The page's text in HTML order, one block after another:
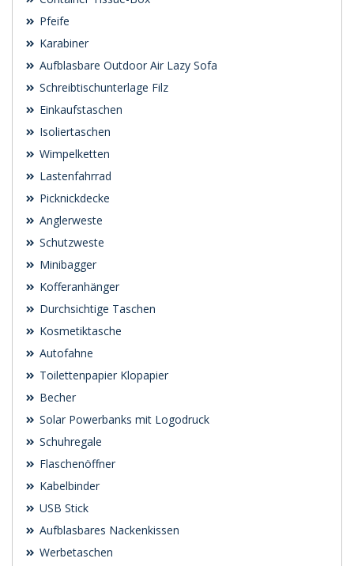
Pfeife
Karabiner
Aufblasbare Outdoor Air Lazy Sofa
Schreibtischunterlage Filz
Einkaufstaschen
Isoliertaschen
Wimpelketten
Lastenfahrrad
Picknickdecke
Anglerweste
Schutzweste
Minibagger
Kofferanhänger
Durchsichtige Taschen
Kosmetiktasche
Autofahne
Toilettenpapier Klopapier
Becher
Solar Powerbanks mit Logodruck
Schuhregale
Flaschenöffner
Kabelbinder
USB Stick
Aufblasbares Nackenkissen
Werbetaschen